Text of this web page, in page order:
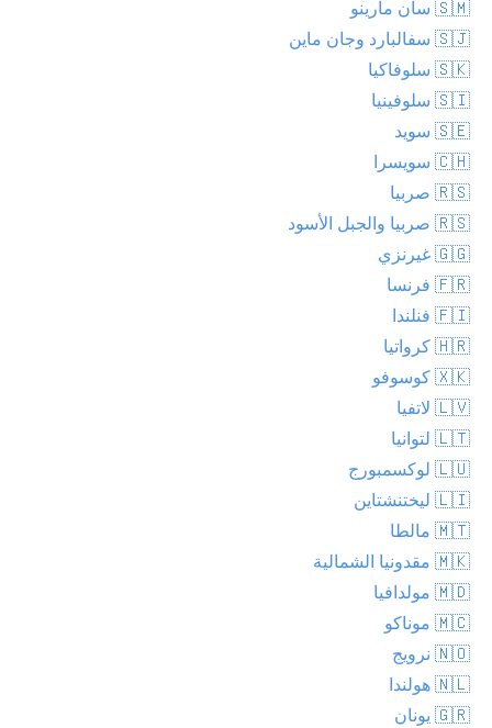
🇸🇲 سان مارينو
🇸🇯 سفالبارد وجان ماين
🇸🇰 سلوفاكيا
🇸🇮 سلوفينيا
🇸🇪 سويد
🇨🇭 سويسرا
🇷🇸 صربيا
🇷🇸 صربيا والجبل الأسود
🇬🇬 غيرنزي
🇫🇷 فرنسا
🇫🇮 فنلندا
🇭🇷 كرواتيا
🇽🇰 كوسوفو
🇱🇻 لاتفيا
🇱🇹 لتوانيا
🇱🇺 لوكسمبورج
🇱🇮 ليختنشتاين
🇲🇹 مالطا
🇲🇰 مقدونيا الشمالية
🇲🇩 مولدافيا
🇲🇨 موناكو
🇳🇴 نرويج
🇳🇱 هولندا
🇬🇷 يونان